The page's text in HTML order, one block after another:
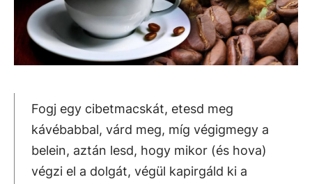
Fogj egy cibetmacskát, etesd meg
kávébabbal, várd meg, míg végigmegy a
belein, aztán lesd, hogy mikor (és hova)
végzi el a dolgát, végül kapirgáld ki a